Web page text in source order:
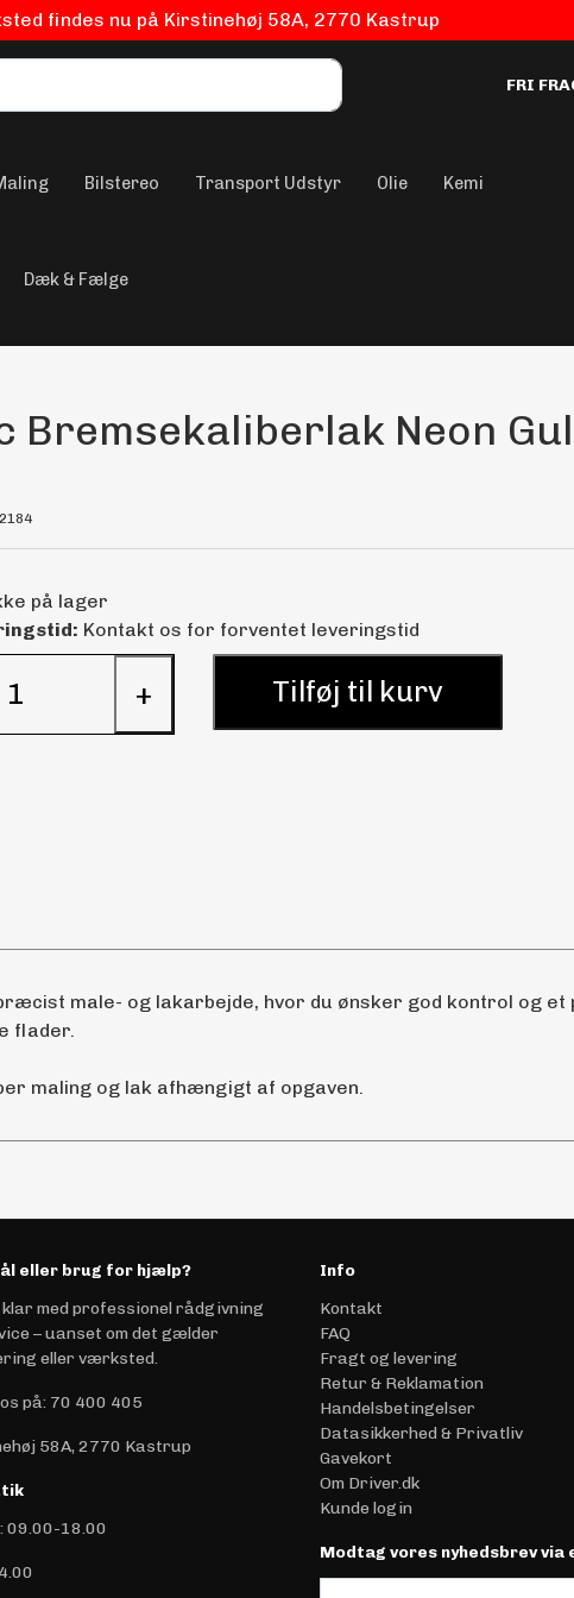
findes nu på Kirstinehøj 58A, 2770 Kastrup
FRI
Bilstereo Transport Udstyr Olie Kemi
Dæk & Fælge
Bremsekaliberlak Neon
på lager
Kontakt os for forventet leveringstid
+ Tilføj til kurv
male- og lakarbejde, hvor du ønsker god kontrol og et
flader.
maling og lak afhængigt af opgaven.
eller brug for hjælp?
med professionel rådgivning
– uanset om det gælder
eller værksted.
på: 70 400 405
58A, 2770 Kastrup
09.00-18.00
Info
Kontakt
FAQ
Fragt og levering
Retur & Reklamation
Handelsbetingelser
Datasikkerhed & Privatliv
Gavekort
Om Driver.dk
Kunde login
Modtag vores nyhedsbrev via